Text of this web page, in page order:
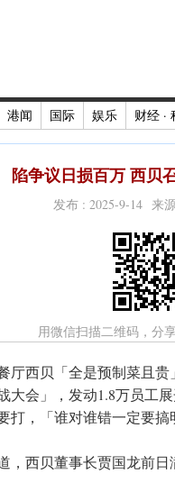
港闻 国际 娱乐 财经 ·
陷争议日损百万 西贝
发布 : 2025-9-14 来
用微信扫描二维码，分
厅西贝「全是预制菜且
大会」，发动1.8万员工
打，「谁对谁错一定要搞
，西贝董事长贾国龙前